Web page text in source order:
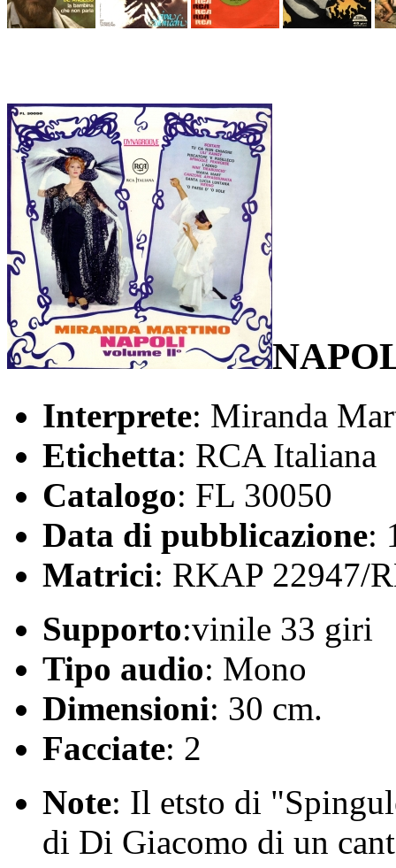
Interprete: Miranda
Etichetta: RCA Italiana
Catalogo: FL 30050
Data di pubblicazione:
Matrici: RKAP 22947/
Supporto:vinile 33 giri
Tipo audio: Mono
Dimensioni: 30 cm.
Facciate: 2
Note: Il etsto di
di Di Giacomo di un